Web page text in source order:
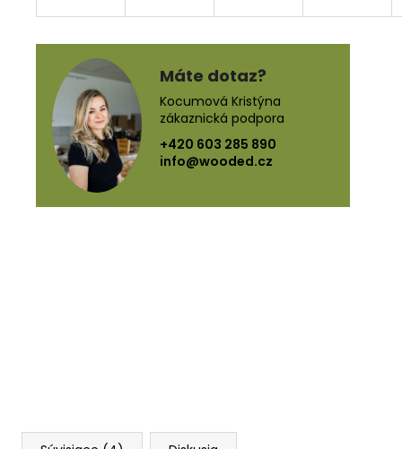
Máte dotaz?
Kocumová Kristýna
zákaznická podpora
+420 603 285 890
info@wooded.cz